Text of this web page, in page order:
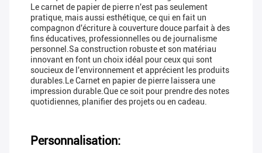
Le carnet de papier de pierre n'est pas seulement
pratique, mais aussi esthétique, ce qui en fait un
compagnon d'écriture à couverture douce parfait à des
fins éducatives, professionnelles ou de journalisme
personnel.Sa construction robuste et son matériau
innovant en font un choix idéal pour ceux qui sont
soucieux de l'environnement et apprécient les produits
durables.Le Carnet en papier de pierre laissera une
impression durable.Que ce soit pour prendre des notes
quotidiennes, planifier des projets ou en cadeau.
Personnalisation: